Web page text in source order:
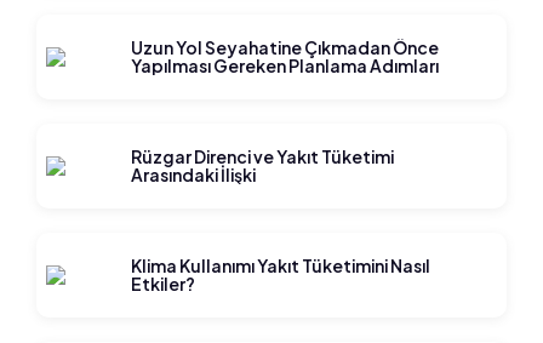
Uzun Yol Seyahatine Çıkmadan Önce
Yapılması Gereken Planlama Adımları
Rüzgar Direnci ve Yakıt Tüketimi
Arasındaki İlişki
Klima Kullanımı Yakıt Tüketimini Nasıl
Etkiler?